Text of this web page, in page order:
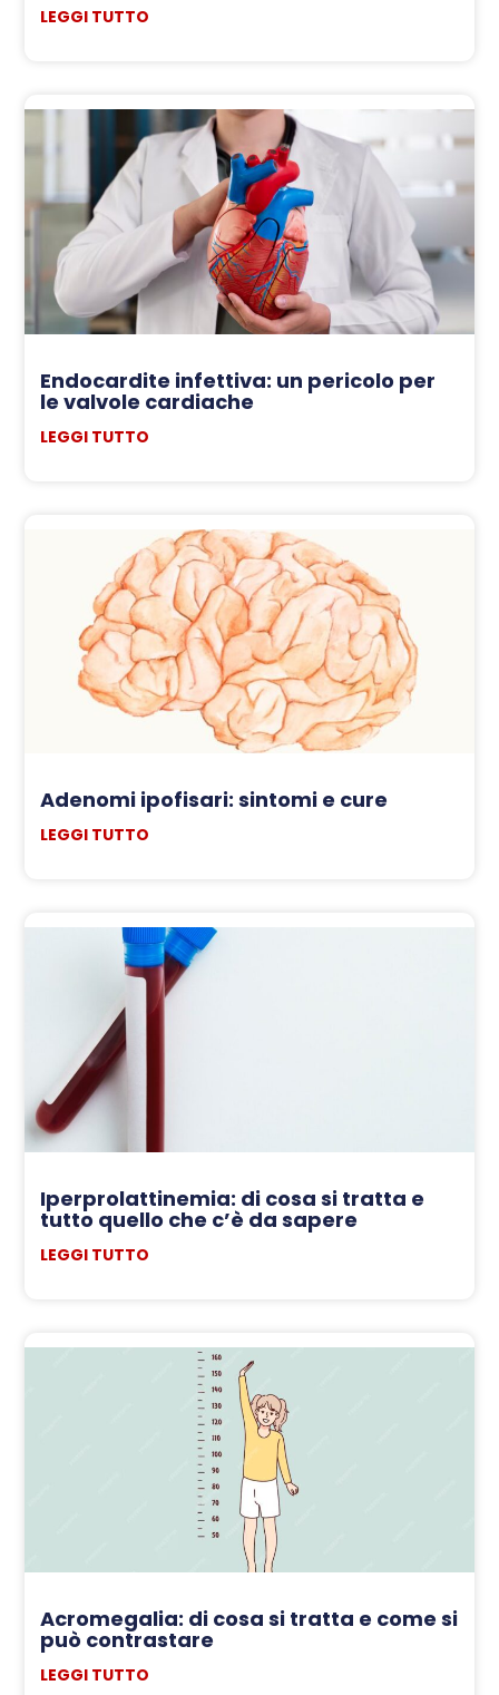
LEGGI TUTTO
Endocardite infettiva: un pericolo per
le valvole cardiache
LEGGI TUTTO
Adenomi ipofisari: sintomi e cure
LEGGI TUTTO
Iperprolattinemia: di cosa si tratta e
tutto quello che c’è da sapere
LEGGI TUTTO
Acromegalia: di cosa si tratta e come si
può contrastare
LEGGI TUTTO